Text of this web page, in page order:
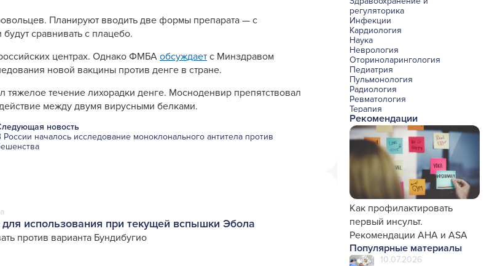
Планируют вводить две формы препарата — с
сравнивать с плацебо.
центрах. Однако ФМБА обсуждает с Минздравом
новой вакцины против денге в стране.
тяжелое течение лихорадки денге. Мосноденвир препятствовал
между двумя вирусными белками.
новость
России началось исследование моноклонального антитела против
использования при текущей вспышки Эбола
против варианта Бундибугио
регуляторика
Инфекции
Кардиология
Наука
Неврология
Оториноларингология
Педиатрия
Пульмонология
Радиология
Ревматология
Терапия
Урология и нефрология
Фармакология
Хирургия с реаниматологией
Эндокринология
Психиатрия
Офтальмология
Эндоскопия
Стоматология
Травматология и ортопедия
Генетика
Фтизиатрия
Рекомендации
Как профилактировать
первый инсульт.
Рекомендации AHA и ASA
Популярные материалы
10.07.2026